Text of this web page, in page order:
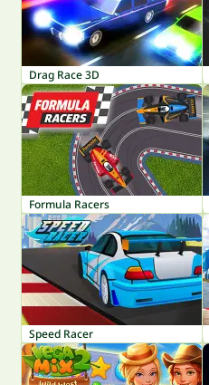
Drag Race 3D
Formula Racers
Speed Racer